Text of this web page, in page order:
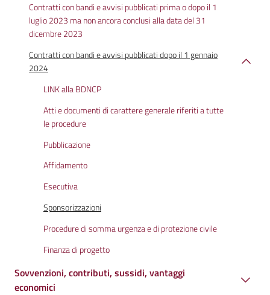
Contratti con bandi e avvisi pubblicati prima o dopo il 1
luglio 2023 ma non ancora conclusi alla data del 31
dicembre 2023
Contratti con bandi e avvisi pubblicati dopo il 1 gennaio
2024
LINK alla BDNCP
Atti e documenti di carattere generale riferiti a tutte
le procedure
Pubblicazione
Affidamento
Esecutiva
Sponsorizzazioni
Procedure di somma urgenza e di protezione civile
Finanza di progetto
Sovvenzioni, contributi, sussidi, vantaggi
economici